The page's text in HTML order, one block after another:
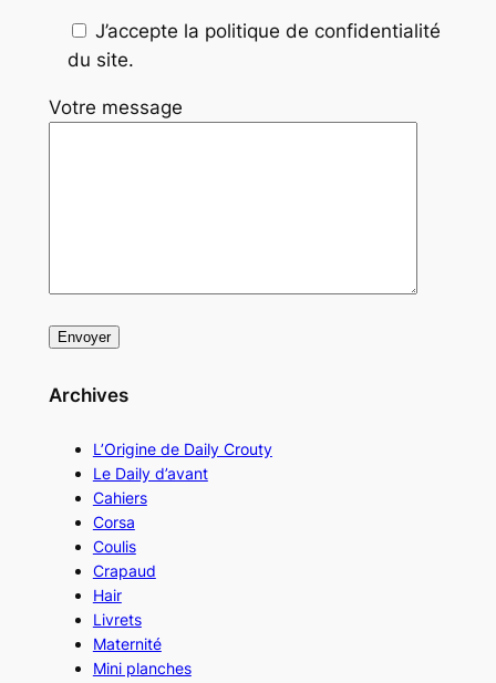
J’accepte la politique de confidentialité
du site.
Votre message
Archives
L’Origine de Daily Crouty
Le Daily d’avant
Cahiers
Corsa
Coulis
Crapaud
Hair
Livrets
Maternité
Mini planches